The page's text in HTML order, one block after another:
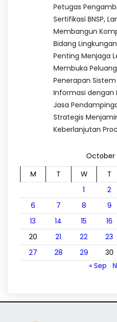
Petugas
Sertifikasi BNSP,
Membangun
Bidang Lingkungan
Penting Menjaga
Membuka
Penerapan
Informasi dengan
Jasa
Strategis
Keberlanjutan
October
M
T W T
1
2
6
7 8 9
13
14 15 16
20
21 22 23
27
28 29 30
« Sep